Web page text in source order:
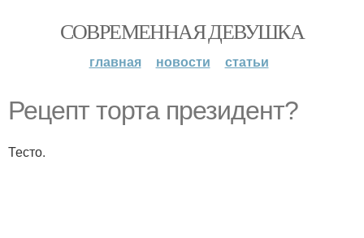
СОВРЕМЕННАЯ ДЕВУШКА
главная новости статьи
Рецепт торта президент?
Тесто.